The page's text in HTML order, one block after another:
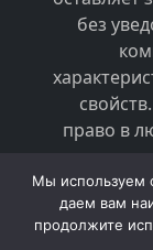
без
право в
2026 ©
Мы используем
даем вам
продолжите